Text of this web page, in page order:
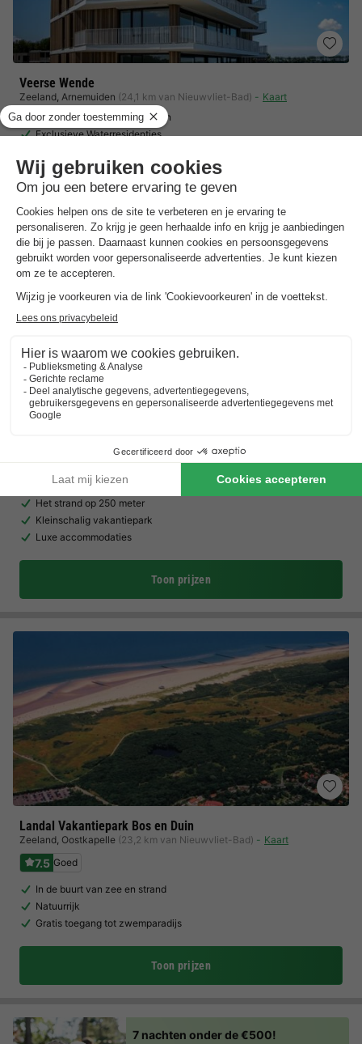
Veerse Wende
Zeeland, Arnemuiden (24,1 km van Nieuwvliet-Bad)
Kaart
Culturele Ontdekkingstochten
Exclusieve Waterresidenties
Toon prijzen
(11,7 km van Nieuwvliet-Bad)
Zeer goed
Het strand op 250 meter
Kleinschalig vakantiepark
Luxe accommodaties
Toon prijzen
Landal Vakantiepark Bos en Duin
Zeeland, Oostkapelle (23,2 km van Nieuwvliet-Bad) Kaart
7.5 Goed
In de buurt van zee en strand
Natuurrijk
Gratis toegang tot zwemparadijs
Toon prijzen
7 nachten onder de €500!